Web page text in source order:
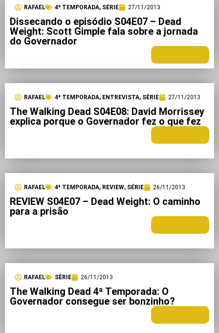
RAFAEL 4ª TEMPORADA, SÉRIE 27/11/2013
Dissecando o episódio S04E07 – Dead
Weight: Scott Gimple fala sobre a jornada
do Governador
RAFAEL 4ª TEMPORADA, ENTREVISTA, SÉRIE 27/11/2013
The Walking Dead S04E08: David Morrissey
explica porque o Governador fez o que fez
RAFAEL 4ª TEMPORADA, REVIEW, SÉRIE 26/11/2013
REVIEW S04E07 – Dead Weight: O caminho
para a prisão
RAFAEL SÉRIE 26/11/2013
The Walking Dead 4ª Temporada: O
Governador consegue ser bonzinho?